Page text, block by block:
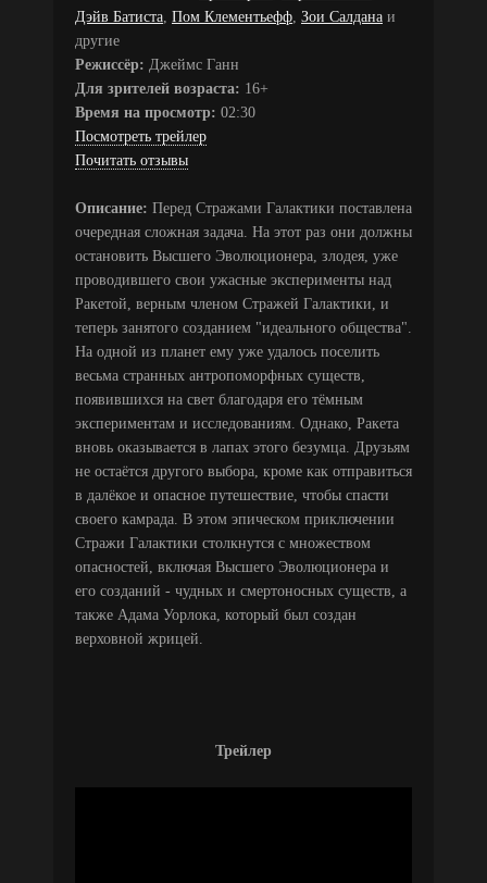
Дэйв Батиста Пом Клементьефф Зои Салдана и
другие
Режиссёр: Джеймс Ганн
Для зрителей возраста: 16+
Время на просмотр: 02:30
Посмотреть трейлер
Почитать отзывы
Описание: Перед Стражами Галактики поставлена
очередная сложная задача. На этот раз они должны
остановить Высшего Эволюционера, злодея, уже
проводившего свои ужасные эксперименты над
Ракетой, верным членом Стражей Галактики, и
теперь занятого созданием "идеального общества".
На одной из планет ему уже удалось поселить
весьма странных антропоморфных существ,
появившихся на свет благодаря его тёмным
экспериментам и исследованиям. Однако, Ракета
вновь оказывается в лапах этого безумца. Друзьям
не остаётся другого выбора, кроме как отправиться
в далёкое и опасное путешествие, чтобы спасти
своего камрада. В этом эпическом приключении
Стражи Галактики столкнутся с множеством
опасностей, включая Высшего Эволюционера и
его созданий - чудных и смертоносных существ, а
также Адама Уорлока, который был создан
верховной жрицей.
Трейлер